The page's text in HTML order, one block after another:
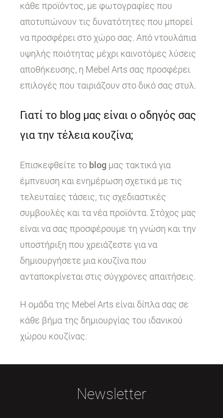
κάθε προϊόντος, με φωτογραφίες που
αποτυπώνουν τις δυνατότητες που μπορεί
να προσφέρει στο χώρο σας. Από ντουλάπια
υψηλής ποιότητας μέχρι καινοτόμες λύσεις
αποθήκευσης, η Mebel Arts σας προσφέρει
επιλογές που ταιριάζουν στο δικό σας στυλ.
Γιατί το blog μας είναι ο οδηγός σας
για την τέλεια κουζίνα;
Επισκεφθείτε το blog μας τακτικά για
έμπνευση και ενημέρωση σχετικά με τις
τελευταίες τάσεις, τις σχεδιαστικές
συμβουλές και τα νέα προϊόντα. Στόχος μας
είναι να σας προσφέρουμε τη γνώση και την
υποστήριξη που χρειάζεστε για να
δημιουργήσετε μια κουζίνα που
ανταποκρίνεται στις σύγχρονες απαιτήσεις.
Η ομάδα της Mebel Arts είναι δίπλα σας σε
κάθε βήμα της δημιουργίας του ιδανικού
χώρου κουζίνας.
Newsletter